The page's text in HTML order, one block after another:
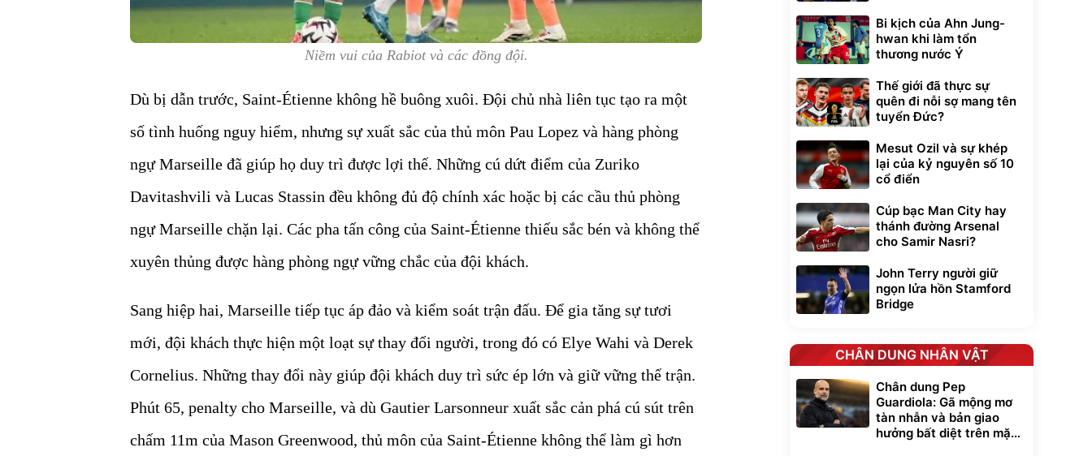
Niềm vui của Rabiot và các đồng đội.
Dù bị dẫn trước, Saint-Étienne không hề buông xuôi. Đội chủ nhà liên tục tạo ra một
số tình huống nguy hiểm, nhưng sự xuất sắc của thủ môn Pau Lopez và hàng phòng
ngự Marseille đã giúp họ duy trì được lợi thế. Những cú dứt điểm của Zuriko
Davitashvili và Lucas Stassin đều không đủ độ chính xác hoặc bị các cầu thủ phòng
ngự Marseille chặn lại. Các pha tấn công của Saint-Étienne thiếu sắc bén và không thể
xuyên thủng được hàng phòng ngự vững chắc của đội khách.
Sang hiệp hai, Marseille tiếp tục áp đảo và kiểm soát trận đấu. Để gia tăng sự tươi
mới, đội khách thực hiện một loạt sự thay đổi người, trong đó có Elye Wahi và Derek
Cornelius. Những thay đổi này giúp đội khách duy trì sức ép lớn và giữ vững thế trận.
Phút 65, penalty cho Marseille, và dù Gautier Larsonneur xuất sắc cản phá cú sút trên
chấm 11m của Mason Greenwood, thủ môn của Saint-Étienne không thể làm gì hơn
Bi kịch của Ahn Jung-
hwan khi làm tổn
thương nước Ý
Thế giới đã thực sự
quên đi nỗi sợ mang tên
tuyển Đức?
Mesut Ozil và sự khép
lại của kỷ nguyên số 10
cổ điển
Cúp bạc Man City hay
thánh đường Arsenal
cho Samir Nasri?
John Terry người giữ
ngọn lửa hồn Stamford
Bridge
CHÂN DUNG NHÂN VẬT
Chân dung Pep
Guardiola: Gã mộng mơ
tàn nhẫn và bản giao
hưởng bất diệt trên mặt